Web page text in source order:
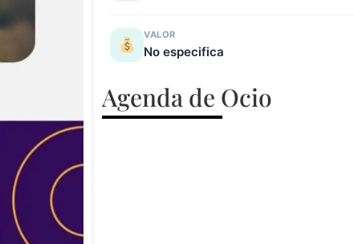
VALOR
No especifica
Agenda de Ocio